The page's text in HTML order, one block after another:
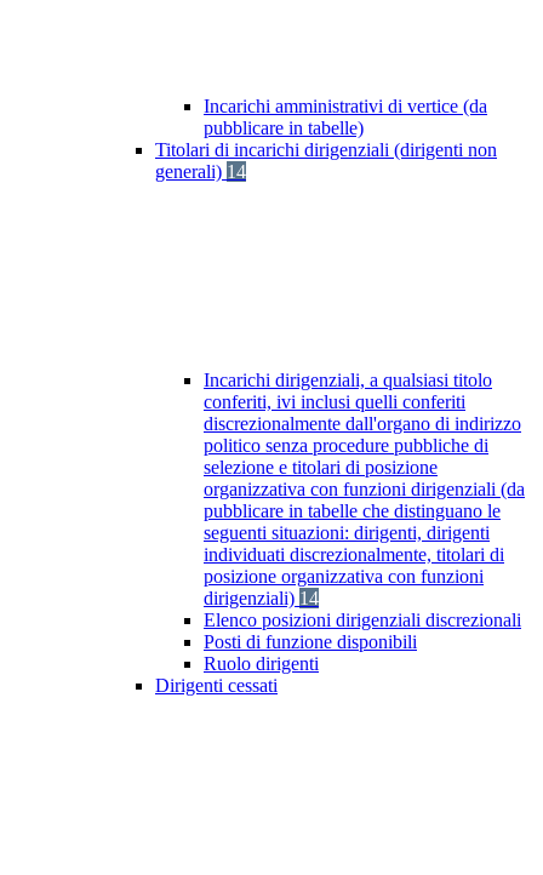
Incarichi amministrativi di vertice (da
pubblicare in tabelle)
Titolari di incarichi dirigenziali (dirigenti non
generali) 14
Incarichi dirigenziali, a qualsiasi titolo
conferiti, ivi inclusi quelli conferiti
discrezionalmente dall'organo di indirizzo
politico senza procedure pubbliche di
selezione e titolari di posizione
organizzativa con funzioni dirigenziali (da
pubblicare in tabelle che distinguano le
seguenti situazioni: dirigenti, dirigenti
individuati discrezionalmente, titolari di
posizione organizzativa con funzioni
dirigenziali) 14
Elenco posizioni dirigenziali discrezionali
Posti di funzione disponibili
Ruolo dirigenti
Dirigenti cessati